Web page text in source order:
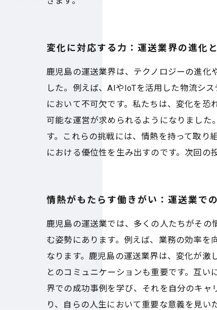
変化に対応する力：運送業界の進化
鹿児島の運送業界は、テクノロジーの進化
した。例えば、AIやIoTを活用した物流シ
において不可欠です。私たちは、変化を恐
可能な運営が求められるようになりました
す。これらの挑戦には、情熱を持って取り
における優位性を生み出すのです。次回の
情熱がもたらす働きがい：運送業で
鹿児島の運送業では、多くの人たちがその
む姿勢にあります。例えば、業務の効率
なります。鹿児島の運送業界は、変化が激
とのコミュニケーションも重要です。互い
界での成功事例を学び、それを自分のキャ
り、自らの人生において重要な意義を見い